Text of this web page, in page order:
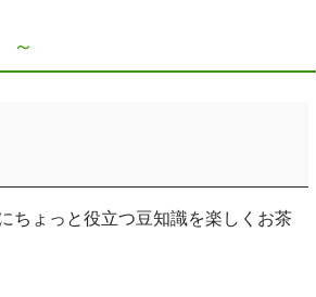
～
ちょっと役立つ豆知識を楽しくお茶